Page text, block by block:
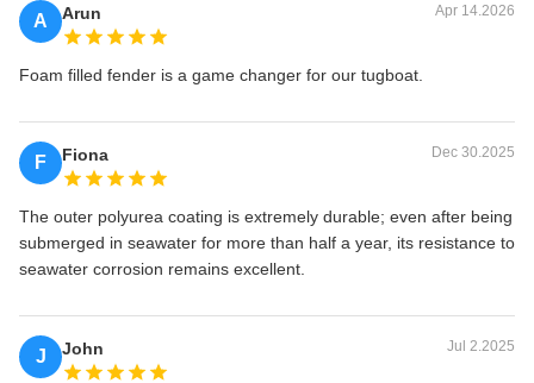
A Arun Apr 14.2026
Foam filled fender is a game changer for our tugboat.
F Fiona Dec 30.2025
The outer polyurea coating is extremely durable; even after being
submerged in seawater for more than half a year, its resistance to
seawater corrosion remains excellent.
J John Jul 2.2025